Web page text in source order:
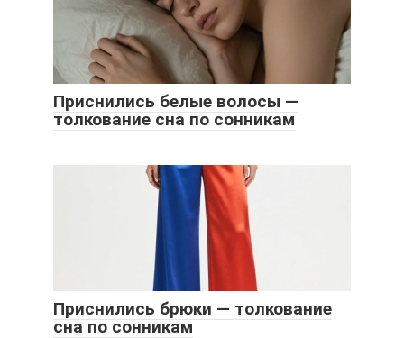
Приснились белые волосы —
толкование сна по сонникам
Приснились брюки — толкование
сна по сонникам